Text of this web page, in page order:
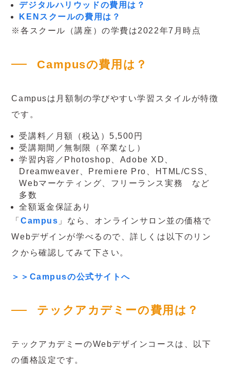
デジタルハリウッドの費用は？
KENスクールの費用は？
※各スクール（講座）の学費は2022年7月時点
Campusの費用は？
Campusは月額制の学びやすい学習スタイルが特徴
です。
受講料／月額（税込）5,500円
受講期間／無制限（卒業なし）
学習内容／Photoshop、Adobe XD、
Dreamweaver、Premiere Pro、HTML/CSS、
Webマーケティング、フリーランス実務 など
多数
全額返金保証あり
「 Campus 」なら、オンラインサロン並の価格で
Webデザインが学べるので、詳しくは以下のリン
クから確認してみて下さい。
＞＞Campusの公式サイトへ
テックアカデミーの費用は？
テックアカデミーのWebデザインコースは、以下
の価格設定です。